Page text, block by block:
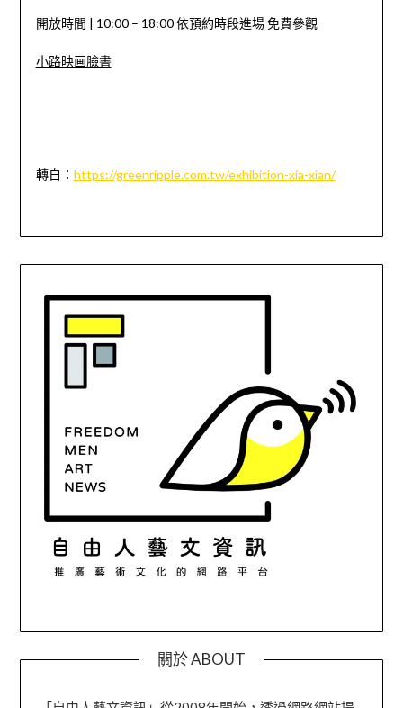
開放時間 | 10:00 – 18:00依預約時段進場 免費參觀
小路映画臉書
轉自： https://greenripple.com.tw/exhibition-xia-xian/
關於 ABOUT